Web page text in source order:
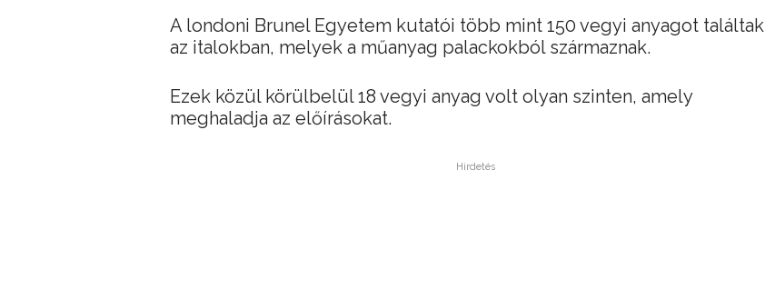
A londoni Brunel Egyetem kutatói több mint 150 vegyi anyagot találtak
az italokban, melyek a műanyag palackokból származnak.
Ezek közül körülbelül 18 vegyi anyag volt olyan szinten, amely
meghaladja az előírásokat.
Hirdetés